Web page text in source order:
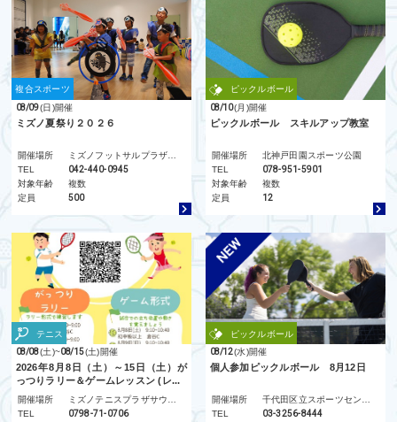
複合スポーツ
08/09(日)開催
ミズノ夏祭り２０２６
開催場所
TEL
042-440-0945
対象年齢
複数
定員
500
ピックルボール
08/10(月)開催
ピックルボール スキルアップ教室
開催場所
北神戸田園スポーツ公園
TEL
078-951-5901
対象年齢
複数
定員
12
テニス
08/08(土)~08/15(土)開催
2026年8月8日（土）～15日（土）が
っつりラリー＆ゲームレッスン (レ...
開催場所
ミズノテニスプラザサウサリート
TEL
0798-71-0706
ピックルボール
08/12(水)開催
個人参加ピックルボール 8月12日
開催場所
千代田区立スポーツセンター
TEL
03-3256-8444